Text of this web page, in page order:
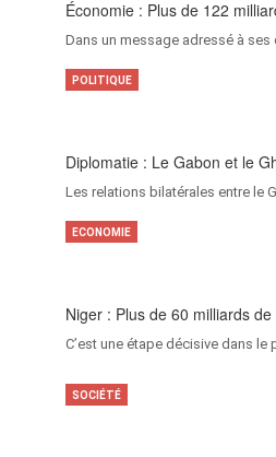
Économie : Plus de 122
Dans un message adressé à
Diplomatie : Le Gabon et le
Les relations bilatérales entre le
POLITIQUE
Niger : Plus de 60 milliards
C’est une étape décisive dans le
ECONOMIE
SOCIÉTÉ